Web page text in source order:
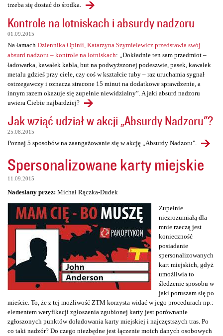
trzeba się dostać do środka.
Kontrole na lotniskach i absurdy nadzoru
01.09.2015
Na łamach Dziennika Opinii, Katarzyna Szymielewicz przedstawia swój
absurd nadzoru – kontrole na lotniskach: „Dokładnie ten sam przedmiot –
ładowarka, kawałek kabla, but na podwyższonej podeszwie, pasek, kawałek
metalu gdzieś przy ciele, czy coś w kształcie tuby – raz uruchamia sygnał
ostrzegawczy i oznacza stracone 15 minut na dodatkowe sprawdzenie, a
innym razem okazuje się zupełnie niewidzialny”. A jaki absurd nadzoru
uwiera Ciebie najbardziej?
Jak wziąć udział w akcji „Absurdy Nadzoru"?
25.08.2015
Poznaj 5 sposobów na zaangażowanie się w akcję „Absurdy Nadzoru".
Spersonalizowane karty miejskie
11.09.2015
Nadesłany przez: Michał Rączka-Dudek
Zupełnie
niezrozumiałą dla
mnie rzeczą jest
konieczność
posiadanie
spersonalizowanych
kart miejskich, gdyż
umożliwia to
śledzenie sposobu w
jaki poruszam się po
mieście. To, że z tej możliwość ZTM korzysta widać w jego procedurach np.:
elementem weryfikacji zgłoszenia zgubionej karty jest porównanie
zgłoszonych punktów doładowania karty miejskiej i najczęstszych tras. Po
co taki nadzór? Do czego niezbędne jest łączenie moich danych osobowych